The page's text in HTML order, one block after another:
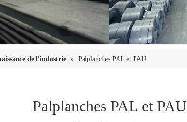
de l'industrie » Palplanches PAL et PAU
Palplanches PAL et PAU